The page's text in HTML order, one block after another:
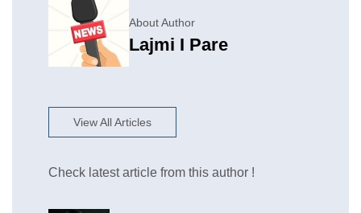
About Author
Lajmi I Pare
View All Articles
Check latest article from this author !